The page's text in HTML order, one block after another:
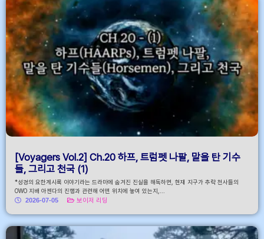
[Voyagers Vol.2] Ch.20 하프, 트럼펫 나팔, 말을 탄 기수
들, 그리고 천국 (1)
*성경의 요한계시록 이야기라는 드라마에 숨겨진 진실을 해독하면, 현재 지구가 추락 천사들의
OWO 지배 아젠다의 진행과 관련해 어떤 위치에 놓여 있는지,...
2026-07-05
보이저 리딩